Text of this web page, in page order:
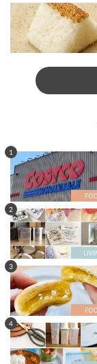
1
2
3
4